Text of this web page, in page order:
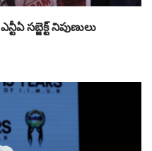
స‌బ్జెక్ట్ నిపుణులు